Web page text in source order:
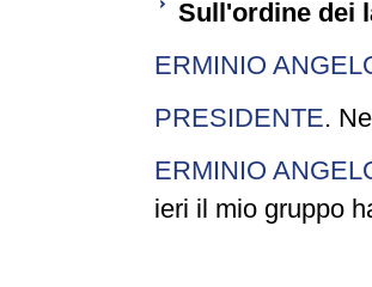
Sull'ordine dei
ERMINIO
PRESIDENTE.
ERMINIO
ieri il mio gruppo